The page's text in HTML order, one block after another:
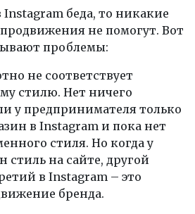
Instagram беда, то никакие
не помогут. Вот
проблемы:
не соответствует
стилю. Нет ничего
у предпринимателя только
в Instagram и пока нет
стиля. Но когда у
на сайте, другой
в Instagram – это
бренда.